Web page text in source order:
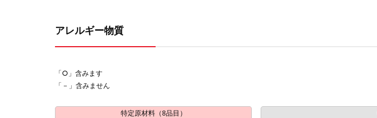
アレルギー物質
「○」含みます
「－」含みません
特定原材料（8品目）